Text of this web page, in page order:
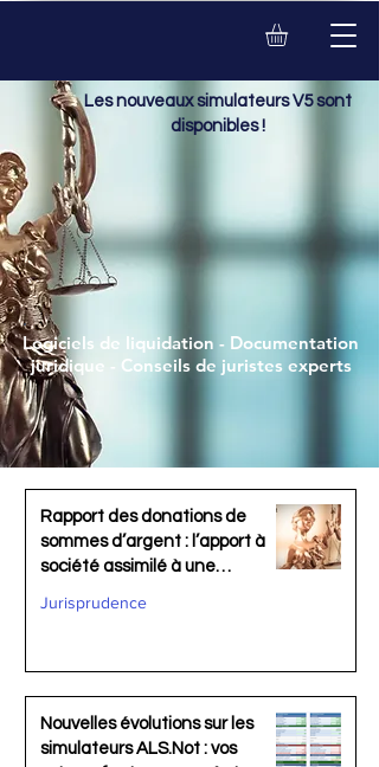
Les nouveaux simulateurs V5 sont
disponibles !
Logiciels de liquidation - Documentation
juridique - Conseils de juristes experts
Rapport des donations de
sommes d’argent : l’apport à
société assimilé à une
860-1 du Code civil
Jurisprudence
Nouvelles évolutions sur les
simulateurs ALS.Not : vos